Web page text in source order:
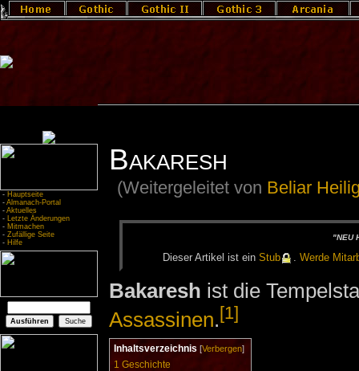
- Hauptseite
- Almanach-Portal
- Aktuelles
- Letzte Änderungen
- Mitmachen
- Zufällige Seite
- Hilfe
Bakaresh
(Weitergeleitet von Beliar
"NEU
Die­ser Ar­ti­kel ist ein Stub Wer­de
Bakaresh ist die
Assassinen.[1]
Inhaltsverzeichnis [Verbergen]
1 Geschichte